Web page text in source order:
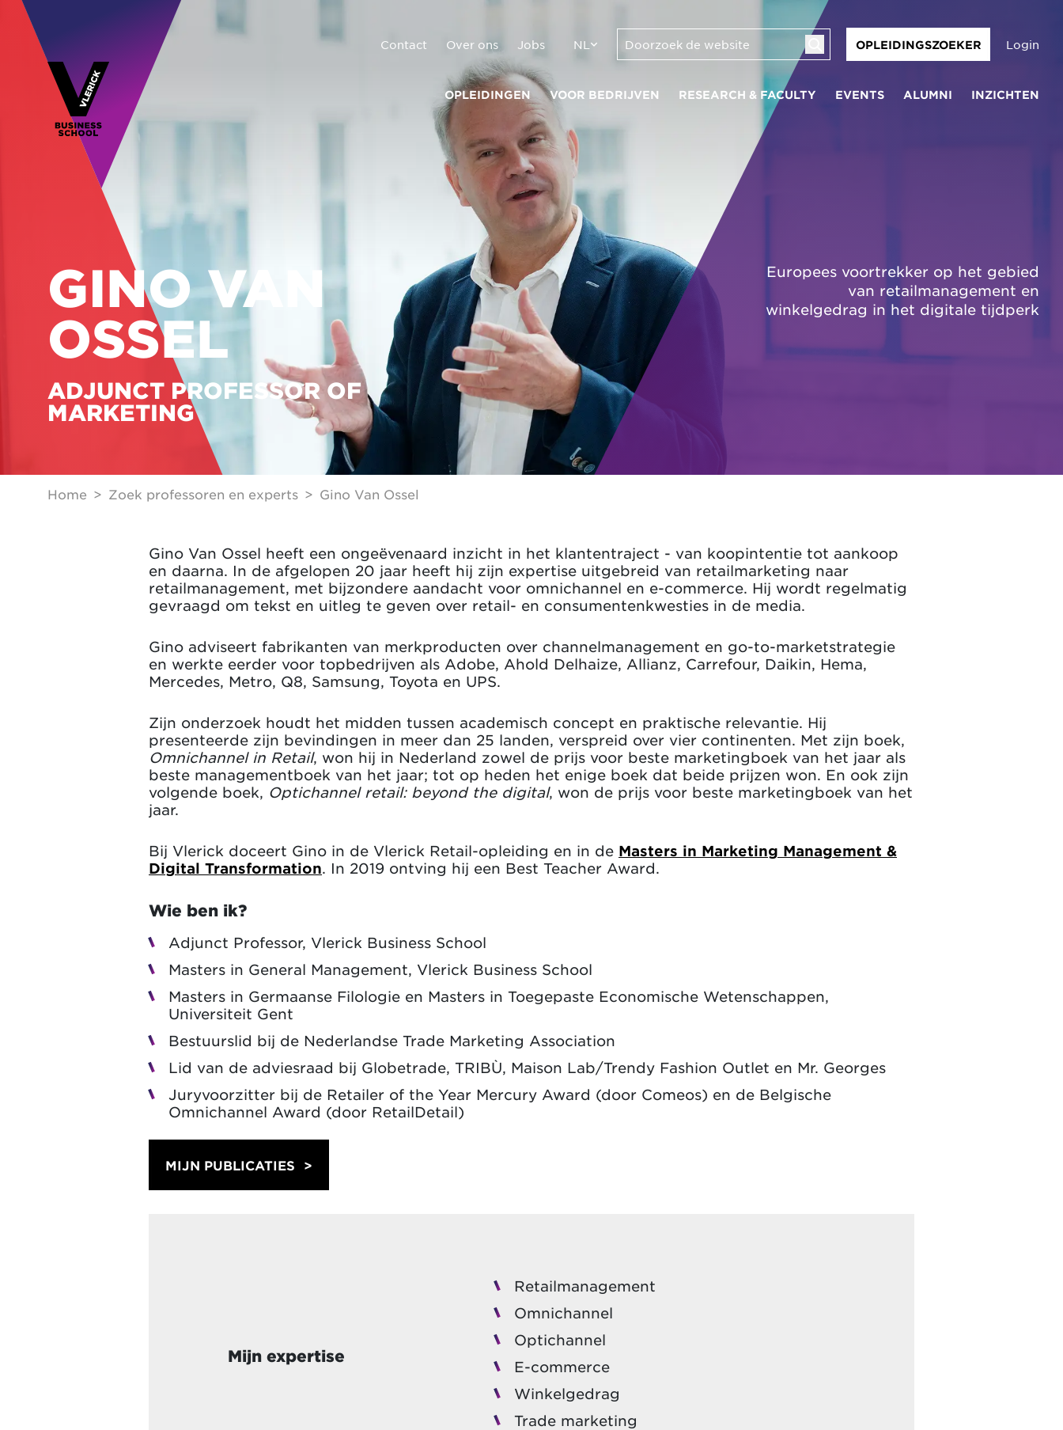
Contact Over ons Jobs NL OPLEIDINGSZOEKER Login
OPLEIDINGEN VOOR BEDRIJVEN RESEARCH & FACULTY EVENTS ALUMNI INZICHTEN
GINO VAN
OSSEL
ADJUNCT PROFESSOR OF
MARKETING
Europees voortrekker op het gebied
van retailmanagement en
winkelgedrag in het digitale tijdperk
Home Zoek professoren en experts Gino Van Ossel
Gino Van Ossel heeft een ongeëvenaard inzicht in het klantentraject - van koopintentie tot aankoop
en daarna. In de afgelopen 20 jaar heeft hij zijn expertise uitgebreid van retailmarketing naar
retailmanagement, met bijzondere aandacht voor omnichannel en e-commerce. Hij wordt regelmatig
gevraagd om tekst en uitleg te geven over retail- en consumentenkwesties in de media.
Gino adviseert fabrikanten van merkproducten over channelmanagement en go-to-marketstrategie
en werkte eerder voor topbedrijven als Adobe, Ahold Delhaize, Allianz, Carrefour, Daikin, Hema,
Mercedes, Metro, Q8, Samsung, Toyota en UPS.
Zijn onderzoek houdt het midden tussen academisch concept en praktische relevantie. Hij
presenteerde zijn bevindingen in meer dan 25 landen, verspreid over vier continenten. Met zijn boek,
Omnichannel in Retail, won hij in Nederland zowel de prijs voor beste marketingboek van het jaar als
beste managementboek van het jaar; tot op heden het enige boek dat beide prijzen won. En ook zijn
volgende boek, Optichannel retail: beyond the digital, won de prijs voor beste marketingboek van het
jaar.
Bij Vlerick doceert Gino in de Vlerick Retail-opleiding en in de Masters in Marketing Management &
Digital Transformation. In 2019 ontving hij een Best Teacher Award.
Wie ben ik?
Adjunct Professor, Vlerick Business School
Masters in General Management, Vlerick Business School
Masters in Germaanse Filologie en Masters in Toegepaste Economische Wetenschappen,
Universiteit Gent
Bestuurslid bij de Nederlandse Trade Marketing Association
Lid van de adviesraad bij Globetrade, TRIBÙ, Maison Lab/Trendy Fashion Outlet en Mr. Georges
Juryvoorzitter bij de Retailer of the Year Mercury Award (door Comeos) en de Belgische
Omnichannel Award (door RetailDetail)
MIJN PUBLICATIES
Mijn expertise
Retailmanagement
Omnichannel
Optichannel
E-commerce
Winkelgedrag
Trade marketing